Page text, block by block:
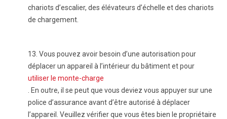
chariots d’escalier, des élévateurs d’échelle et des chariots
de chargement.
13. Vous pouvez avoir besoin d’une autorisation pour
déplacer un appareil à l’intérieur du bâtiment et pour
utiliser le monte-charge
. En outre, il se peut que vous deviez vous appuyer sur une
police d’assurance avant d’être autorisé à déplacer
l’appareil. Veuillez vérifier que vous êtes bien le propriétaire